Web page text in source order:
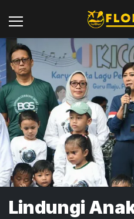
Lindungi